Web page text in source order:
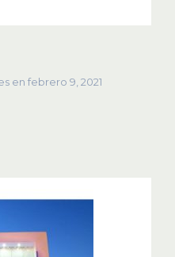
en febrero 9, 2021